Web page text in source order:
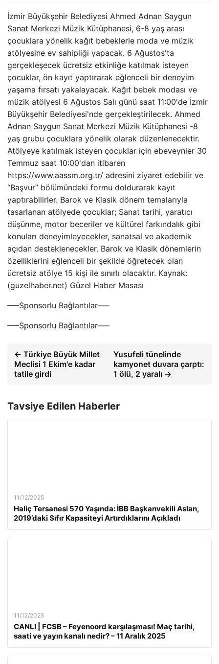
İzmir Büyükşehir Belediyesi Ahmed Adnan Saygun
Sanat Merkezi Müzik Kütüphanesi, 6-8 yaş arası
çocuklara yönelik kağıt bebeklerle moda ve müzik
atölyesine ev sahipliği yapacak. 6 Ağustos'ta
gerçekleşecek ücretsiz etkinliğe katılmak isteyen
çocuklar, ön kayıt yaptırarak eğlenceli bir deneyim
yaşama fırsatı yakalayacak. Kağıt bebek modası ve
müzik atölyesi 6 Ağustos Salı günü saat 11:00'de İzmir
Büyükşehir Belediyesi'nde gerçekleştirilecek. Ahmed
Adnan Saygun Sanat Merkezi Müzik Kütüphanesi -8
yaş grubu çocuklara yönelik olarak düzenlenecektir.
Atölyeye katılmak isteyen çocuklar için ebeveynler 30
Temmuz saat 10:00'dan itibaren
https://www.aassm.org.tr/ adresini ziyaret edebilir ve
“Başvur” bölümündeki formu doldurarak kayıt
yaptırabilirler. Barok ve Klasik dönem temalarıyla
tasarlanan atölyede çocuklar; Sanat tarihi, yaratıcı
düşünme, motor beceriler ve kültürel farkındalık gibi
konuları deneyimleyecekler, sanatsal ve akademik
açıdan desteklenecekler. Barok ve Klasik dönemlerin
özelliklerini eğlenceli bir şekilde öğretecek olan
ücretsiz atölye 15 kişi ile sınırlı olacaktır. Kaynak:
(guzelhaber.net) Güzel Haber Masası
—–Sponsorlu Bağlantılar—–
—–Sponsorlu Bağlantılar—–
← Türkiye Büyük Millet
Meclisi 1 Ekim'e kadar
tatile girdi
Yusufeli tünelinde
kamyonet duvara çarptı:
1 ölü, 2 yaralı →
Tavsiye Edilen Haberler
11/12/2025
Haliç Tersanesi 570 Yaşında: İBB Başkanvekili Aslan,
2019’daki Sıfır Kapasiteyi Artırdıklarını Açıkladı
11/12/2025
CANLI | FCSB – Feyenoord karşılaşması! Maç tarihi,
saati ve yayın kanalı nedir? – 11 Aralık 2025